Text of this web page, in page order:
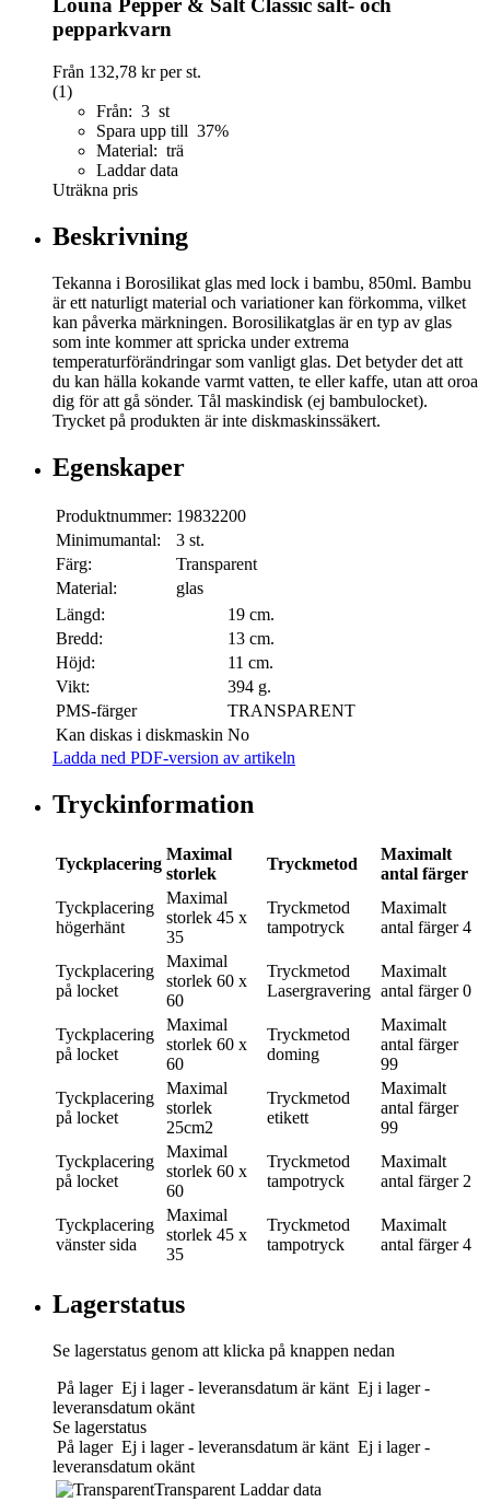
Louna Pepper & Salt Classic salt- och
pepparkvarn
Från 132,78 krper st.
(1)
Från: 3 st
Spara upp till 37%
Material: trä
Laddar data
Uträkna pris
Beskrivning
Tekanna i Borosilikat glas med lock i bambu, 850ml. Bambu
är ett naturligt material och variationer kan förkomma, vilket
kan påverka märkningen. Borosilikatglas är en typ av glas
som inte kommer att spricka under extrema
temperaturförändringar som vanligt glas. Det betyder det att
du kan hälla kokande varmt vatten, te eller kaffe, utan att oroa
dig för att gå sönder. Tål maskindisk (ej bambulocket).
Trycket på produkten är inte diskmaskinssäkert.
Egenskaper
Produktnummer: 19832200
Minimumantal:
3 st.
Färg:
Transparent
Material:
glas
Längd:
19 cm.
Bredd:
13 cm.
Höjd:
11 cm.
Vikt:
394 g.
PMS-färger
TRANSPARENT
Kan diskas i diskmaskin No
Ladda ned PDF-version av artikeln
Tryckinformation
Tyckplacering
Maximal
storlek
Tryckmetod
Maximalt
antal färger
Tyckplacering
högerhänt
Maximal
storlek 45 x
35
Tryckmetod
tampotryck
Maximalt
antal färger 4
Tyckplacering
på locket
Maximal
storlek 60 x
60
Tryckmetod
Lasergravering
Maximalt
antal färger 0
Tyckplacering
på locket
Maximal
storlek 60 x
60
Tryckmetod
doming
Maximalt
antal färger
99
Tyckplacering
på locket
Maximal
storlek
25cm2
Tryckmetod
etikett
Maximalt
antal färger
99
Tyckplacering
på locket
Maximal
storlek 60 x
60
Tryckmetod
tampotryck
Maximalt
antal färger 2
Tyckplacering
vänster sida
Maximal
storlek 45 x
35
Tryckmetod
tampotryck
Maximalt
antal färger 4
Lagerstatus
Se lagerstatus genom att klicka på knappen nedan
På lager Ej i lager - leveransdatum är känt Ej i lager -
leveransdatum okänt
Se lagerstatus
På lager Ej i lager - leveransdatum är känt Ej i lager -
leveransdatum okänt
Transparent Laddar data